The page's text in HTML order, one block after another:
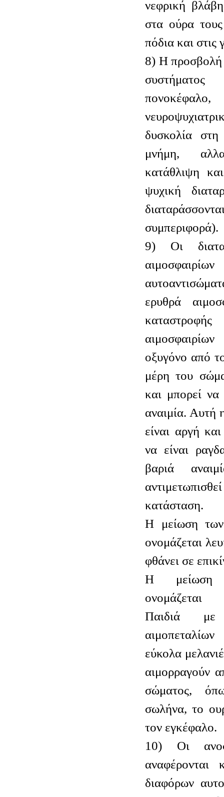
νεφρική
στα ούρα
πόδια και στις
8) Η προσβολή
δυσκολία
μνήμη,
κατάθλιψη
ψυχική
συμπεριφορά).
9) Οι
ερυθρά
οξυγόνο από
μέρη του
και μπορεί να
αναιμία. Αυτή
είναι αργή
να είναι
βαριά
κατάσταση.
Η μείωση των
ονομάζεται
φθάνει σε
Η μείωση
ονομάζεται
Παιδιά με
εύκολα
αιμορραγούν
σώματος,
σωλήνα, το
τον εγκέφαλο.
10) Οι
αναφέρονται
διαφόρων